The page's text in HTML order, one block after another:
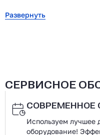
Развернуть
СЕРВИСНОЕ
СОВРЕМЕННОЕ
Используем лучшее
оборудование!